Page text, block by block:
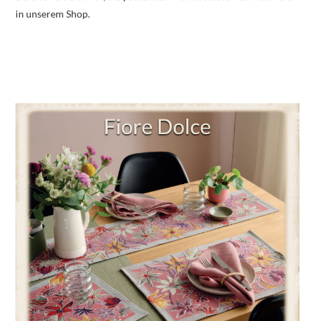
in unserem Shop.